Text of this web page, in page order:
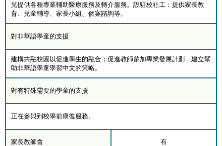
兒提供各種專業輔助醫療服務及轉介服務。設駐校社工：提供家長教
育、兒童輔導、家長小組、個案諮詢等。
對非華語學童的支援
建構共融校園以促進學生的融合；促進教師參加專業發展計劃，建立幫
助非華語學童學習中文的策略。
對有特殊需要的學童的支援
正在參與到校學前康復服務。
家長教師會 有